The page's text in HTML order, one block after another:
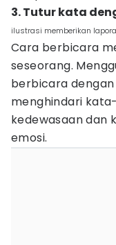
3. Tutur kata
ilustrasi memberikan
Cara berbicara
seseorang.
berbicara
menghindari
kedewasaan dan
emosi.